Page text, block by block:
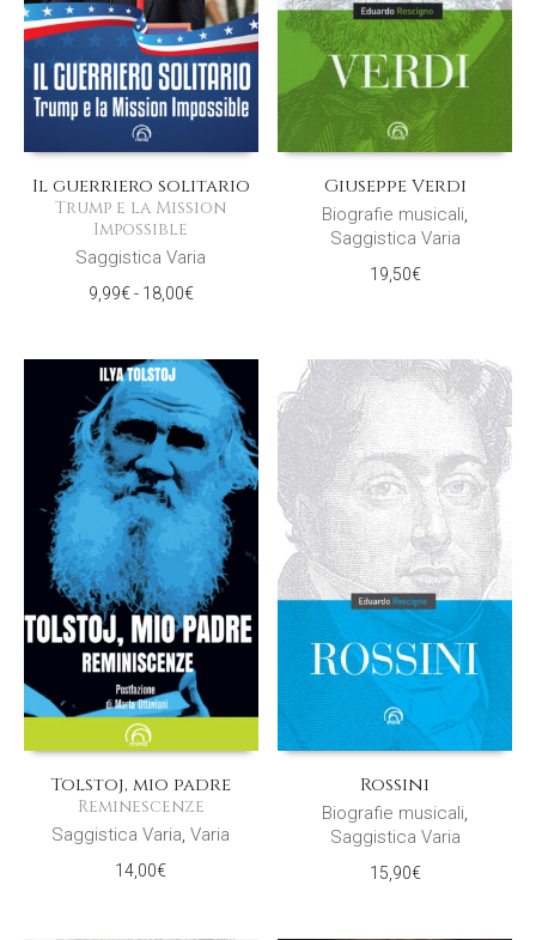
Il guerriero solitario
Trump e la Mission
Impossible
Saggistica Varia
9,99€- 18,00€Fascia
da
9,99€
a
18,00€
Giuseppe Verdi
Biografie musicali,
Saggistica Varia
19,50€
Tolstoj, mio padre
Reminescenze
Saggistica Varia,Varia
14,00€
Rossini
Biografie musicali,
Saggistica Varia
15,90€